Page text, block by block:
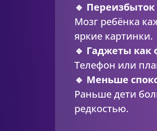
🔹
Мозг ребёнка
яркие картинки.
🔹 Гаджеты
Телефон или
🔹 Меньше
Раньше дети
редкостью.